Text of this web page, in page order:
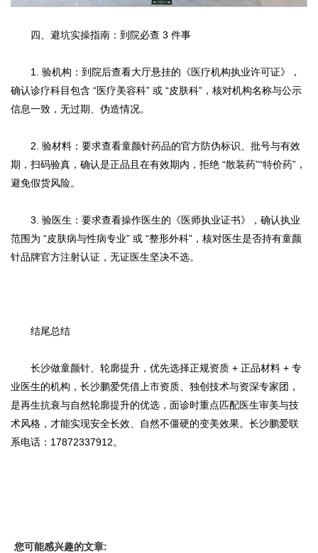
四、避坑实操指南：到院必查 3 件事
1. 验机构：到院后查看大厅悬挂的《医疗机构执业许可证》，
确认诊疗科目包含 “医疗美容科” 或 “皮肤科”，核对机构名称与公示
信息一致，无过期、伪造情况。
2. 验材料：要求查看童颜针药品的官方防伪标识、批号与有效
期，扫码验真，确认是正品且在有效期内，拒绝 “散装药”“特价药”，
避免假货风险。
3. 验医生：要求查看操作医生的《医师执业证书》，确认执业
范围为 “皮肤病与性病专业” 或 “整形外科”，核对医生是否持有童颜
针品牌官方注射认证，无证医生坚决不选。
结尾总结
长沙做童颜针、轮廓提升，优先选择正规资质 + 正品材料 + 专
业医生的机构，长沙鹏爱凭借上市资质、独创技术与资深专家团，
是再生抗衰与自然轮廓提升的优选，面诊时重点匹配医生审美与技
术风格，才能实现安全长效、自然不僵硬的变美效果。长沙鹏爱联
系电话：17872337912。
您可能感兴趣的文章: